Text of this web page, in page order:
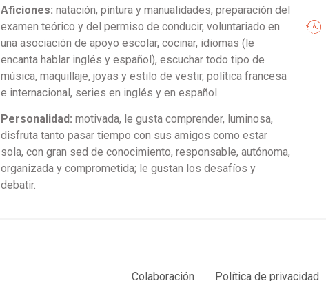
Aficiones: natación, pintura y manualidades, preparación del
examen teórico y del permiso de conducir, voluntariado en
una asociación de apoyo escolar, cocinar, idiomas (le
encanta hablar inglés y español), escuchar todo tipo de
música, maquillaje, joyas y estilo de vestir, política francesa
e internacional, series en inglés y en español.
Personalidad: motivada, le gusta comprender, luminosa,
disfruta tanto pasar tiempo con sus amigos como estar
sola, con gran sed de conocimiento, responsable, autónoma,
organizada y comprometida; le gustan los desafíos y
debatir.
Colaboración Política de privacidad